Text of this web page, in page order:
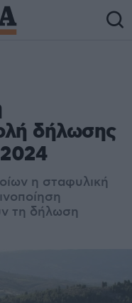
δήλωσης
η σταφυλική
τη δήλωση